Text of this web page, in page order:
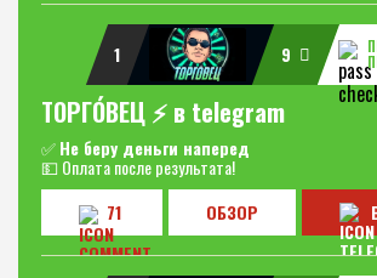
1 9
ТОРГО́ВЕЦ ⚡️ в telegram
✅Не беру деньги наперед
💵 Оплата после результата!
71
ОБЗОР